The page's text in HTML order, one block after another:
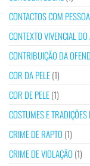
CONTACTOS COM
CONTEXTO VIVENCIAL
CONTRIBUIÇÃO DA
COR DA PELE(1)
COR DE PELE(1)
COSTUMES E
CRIME DE RAPTO (1)
CRIME DE VIOLAÇÃO (1)